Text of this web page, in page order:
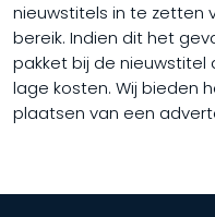
nieuwstitels in te zetten
bereik. Indien dit het
pakket bij de
lage kosten. Wij bieden
plaatsen van een